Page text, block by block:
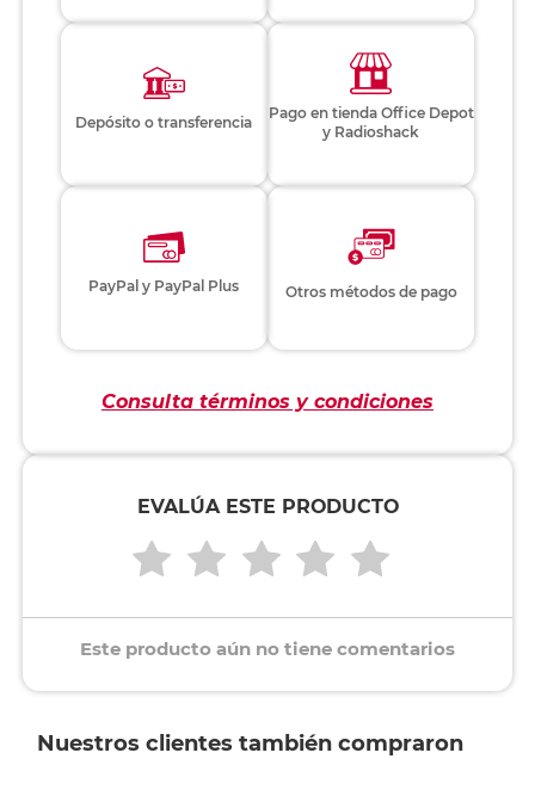
Depósito o transferencia
Pago en tienda Office Depot
y Radioshack
PayPal y PayPal Plus Otros métodos de pago
Consulta términos y condiciones
EVALÚA ESTE PRODUCTO
Este producto aún no tiene comentarios
Nuestros clientes también compraron